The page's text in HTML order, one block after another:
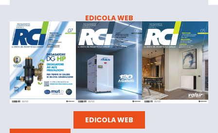
EDICOLA WEB
EDICOLA WEB